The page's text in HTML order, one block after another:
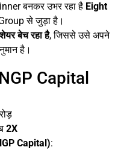
बनकर उभर रहा है Eight
से जुड़ा है।
बेच रहा है, जिससे उसे अपने
है।
Capital
2X
Capital):